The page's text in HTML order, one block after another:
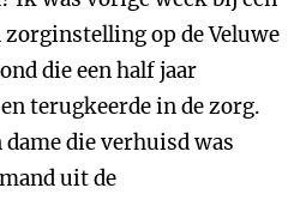
zorginstelling op de Veluwe
die een half jaar
terugkeerde in de zorg.
dame die verhuisd was
uit de